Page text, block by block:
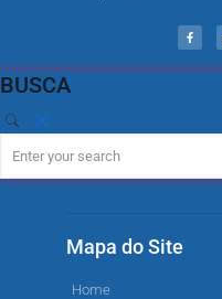
BUSCA
Mapa do Site
Home